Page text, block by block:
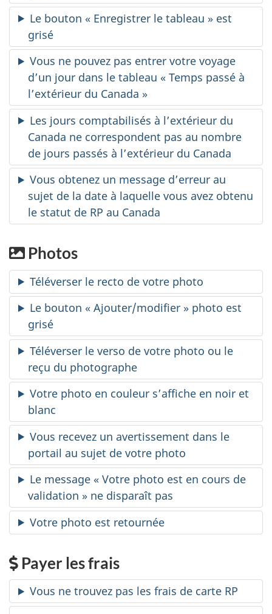
Le bouton « Enregistrer le tableau » est
grisé
Vous ne pouvez pas entrer votre voyage
d’un jour dans le tableau « Temps passé à
l’extérieur du Canada »
Les jours comptabilisés à l’extérieur du
Canada ne correspondent pas au nombre
de jours passés à l’extérieur du Canada
Vous obtenez un message d’erreur au
sujet de la date à laquelle vous avez obtenu
le statut de RP au Canada
Photos
Téléverser le recto de votre photo
Le bouton « Ajouter/modifier » photo est
grisé
Téléverser le verso de votre photo ou le
reçu du photographe
Votre photo en couleur s’affiche en noir et
blanc
Vous recevez un avertissement dans le
portail au sujet de votre photo
Le message « Votre photo est en cours de
validation » ne disparaît pas
Votre photo est retournée
Payer les frais
Vous ne trouvez pas les frais de carte RP